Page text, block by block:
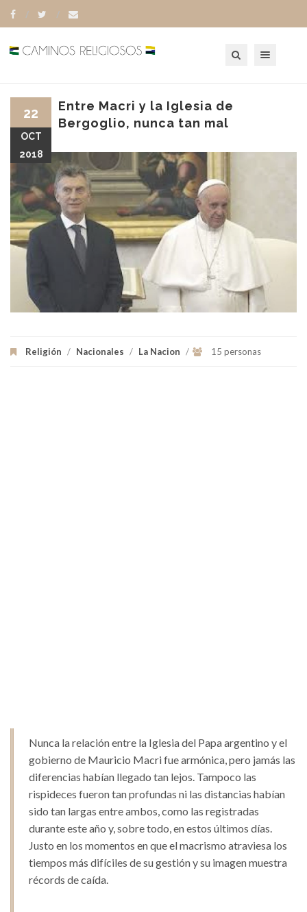
Entre Macri y la Iglesia de
Bergoglio, nunca tan mal
Religión / Nacionales / La Nacion / 15 personas
22
OCT
2018
Nunca la relación entre la Iglesia del Papa argentino y el
gobierno de Mauricio Macri fue armónica, pero jamás las
diferencias habían llegado tan lejos. Tampoco las
rispideces fueron tan profundas ni las distancias habían
sido tan largas entre ambos, como las registradas
durante este año y, sobre todo, en estos últimos días.
Justo en los momentos en que el macrismo atraviesa los
tiempos más difíciles de su gestión y su imagen muestra
récords de caída.